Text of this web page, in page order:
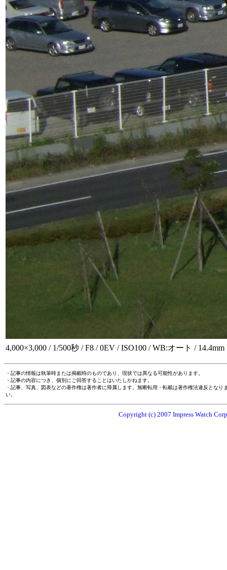
4,000×3,000 / 1/500秒 / F8 / 0EV / ISO100 / WB:オート / 14.4mm
・記事の情報は執筆時または掲載時のものであり、現状では異なる可能性があります。
・記事の内容につき、個別にご回答することはいたしかねます。
・記事、写真、図表などの著作権は著作者に帰属します。無断転用・転載は著作権法違反とな
い。
Copyright (c) 2007 Impress Watch